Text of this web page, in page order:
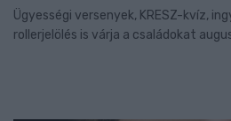
Ügyességi versenyek, KRESZ-kvíz,
rollerjelölés is várja a családokat